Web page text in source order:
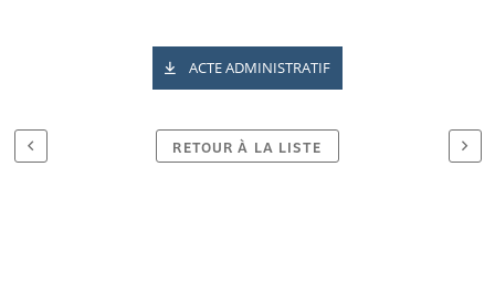
ACTE ADMINISTRATIF
RETOUR À LA LISTE